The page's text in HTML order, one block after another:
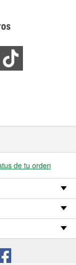
de tu orden